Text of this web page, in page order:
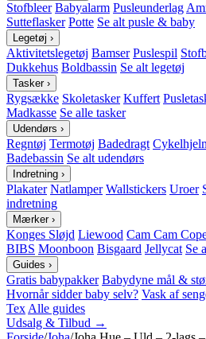
Stofbleer Babyalarm Pusleunderlag
Sutteflasker Potte Se alt pusle & baby
Legetøj ›
Aktivitetslegetøj Bamser Puslespil
Dukkehus Boldbassin Se alt legetøj
Tasker ›
Rygsække Skoletasker Kuffert
Madkasse Se alle tasker
Udendørs ›
Regntøj Termotøj Badedragt
Badebassin Se alt udendørs
Indretning ›
Plakater Natlamper Wallstickers Uroer
indretning
Mærker ›
Konges Sløjd Liewood Cam Cam
BIBS Moonboon Bisgaard Jellycat Se
Guides ›
Gratis babypakker Babydyne mål &
Hvornår sidder baby selv? Vask af
Tex Alle guides
Udsalg & Tilbud →